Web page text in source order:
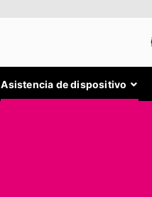
Asistencia de dispositivo